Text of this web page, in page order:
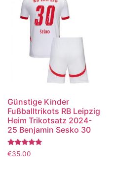
Günstige Kinder
Fußballtrikots RB Leipzig
Heim Trikotsatz 2024-
25 Benjamin Sesko 30
Bewertet
mit
€35.00